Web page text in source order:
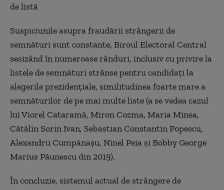
de listă
Suspiciunile asupra fraudării strângerii de
semnături sunt constante, Biroul Electoral Central
sesizând în numeroase rânduri, inclusiv cu privire la
listele de semnături strânse pentru candidați la
alegerile prezidențiale, similitudinea foarte mare a
semnăturilor de pe mai multe liste (a se vedea cazul
lui Viorel Cataramă, Miron Cozma, Maria Minea,
Cătălin Sorin Ivan, Sebastian Constantin Popescu,
Alexandru Cumpănașu, Ninel Peia și Bobby George
Marius Păunescu din 2019).
În concluzie, sistemul actual de strângere de